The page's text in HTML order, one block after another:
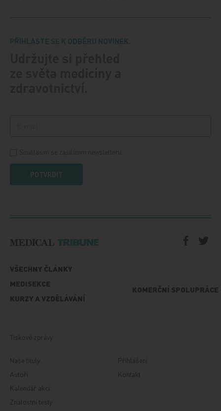
PŘIHLASTE SE K ODBĚRU NOVINEK.
POTVRDIT
VŠECHNY ČLÁNKY
MEDISEKCE
KURZY A VZDĚLÁVÁNÍ
KOMERČNÍ SPOLUPRÁCE
Tiskové zprávy
Naše tituly
Autoři
Kalendář akcí
Znalostní testy
Přihlášení
Kontakt